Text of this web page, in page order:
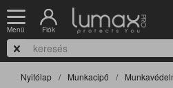
Menü Fiók
Nyitólap Munkacipő